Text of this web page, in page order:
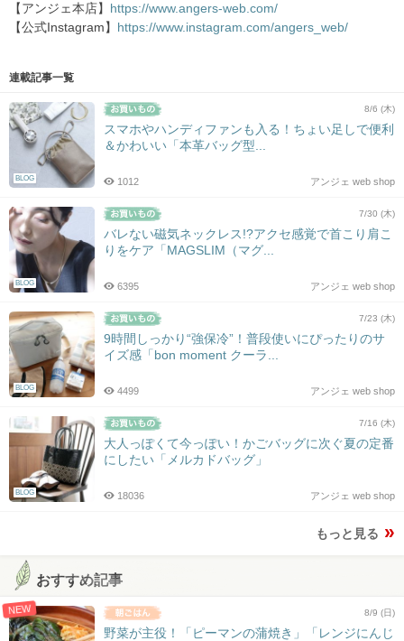
【アンジェ本店】
https://www.angers-web.com/
【公式Instagram】
https://www.instagram.com/angers_web/
連載記事一覧
BLOG
8/6 (木)
スマホやハンディファンも入る！ちょい足しで便利
＆かわいい「本革バッグ型...
アンジェ web shop
1012
BLOG
7/30 (木)
バレない磁気ネックレス!?アクセ感覚で首こり肩こ
りをケア「MAGSLIM（マグ...
アンジェ web shop
6395
BLOG
7/23 (木)
9時間しっかり“強保冷”！普段使いにぴったりのサ
イズ感「bon moment クーラ...
アンジェ web shop
4499
BLOG
7/16 (木)
大人っぽくて今っぽい！かごバッグに次ぐ夏の定番
にしたい「メルカドバッグ」
アンジェ web shop
18036
もっと見る
おすすめ記事
NEW 8/9 (日)
野菜が主役！「ピーマンの蒲焼き」「レンジにんじ